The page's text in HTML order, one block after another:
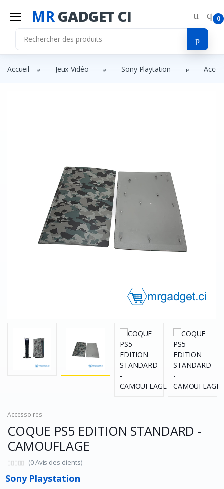
MRGADGET CI 0
Accueil Jeux-Vidéo Sony Playtation
Accessoires
COQUE PS5 EDITION STANDARD -
CAMOUFLAGE
(0 Avis des clients)
Sony Playstation